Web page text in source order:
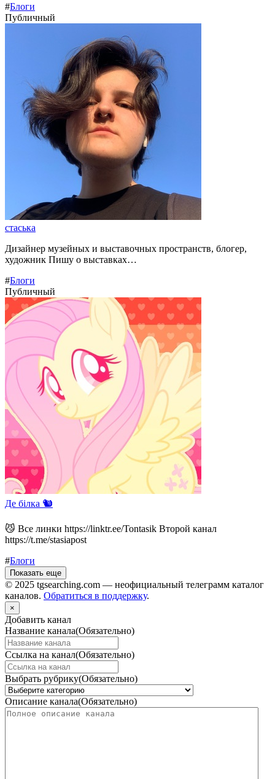
#Блоги
Публичный
стаська
Дизайнер музейных и выставочных пространств, блогер,
художник Пишу о выставках…
#Блоги
Публичный
Де білка 🐿️
😼 Все линки https://linktr.ee/Tontasik Второй канал
https://t.me/stasiapost
#Блоги
Показать еще
© 2025 tgsearching.com — неофициальный телеграмм каталог
каналов. Обратиться в поддержку.
×
Добавить канал
Название канала(Обязательно)
Ссылка на канал(Обязательно)
Выбрать рубрику(Обязательно)
Описание канала(Обязательно)